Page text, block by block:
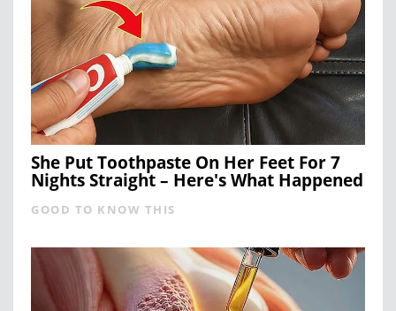
She Put Toothpaste On Her Feet For 7
Nights Straight – Here's What Happened
GOOD TO KNOW THIS